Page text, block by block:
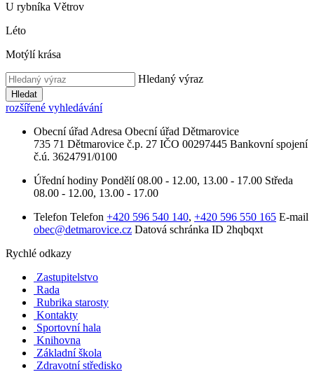
U rybníka Větrov
Léto
Motýlí krása
Hledaný výraz
Hledat
rozšířené vyhledávání
Obecní úřad Adresa Obecní úřad Dětmarovice
735 71 Dětmarovice č.p. 27 IČO 00297445 Bankovní spojení
č.ú. 3624791/0100
Úřední hodiny Pondělí 08.00 - 12.00, 13.00 - 17.00 Středa
08.00 - 12.00, 13.00 - 17.00
Telefon Telefon +420 596 540 140, +420 596 550 165 E-mail
obec@detmarovice.cz Datová schránka ID 2hqbqxt
Rychlé odkazy
Zastupitelstvo
Rada
Rubrika starosty
Kontakty
Sportovní hala
Knihovna
Základní škola
Zdravotní středisko